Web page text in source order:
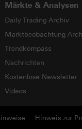
Märkte & Analysen
Daily Trading Archiv
Marktbeobachtung
Trendkompass
Nachrichten
Kostenlose Newsletter
Videos
Hinweis zur